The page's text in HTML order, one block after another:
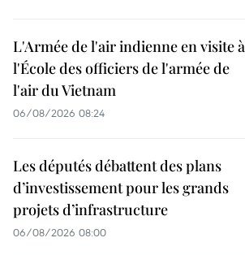
L'Armée de l'air indienne en visite à
l'École des officiers de l'armée de
l'air du Vietnam
06/08/2026 08:24
Les députés débattent des plans
d’investissement pour les grands
projets d’infrastructure
06/08/2026 08:00